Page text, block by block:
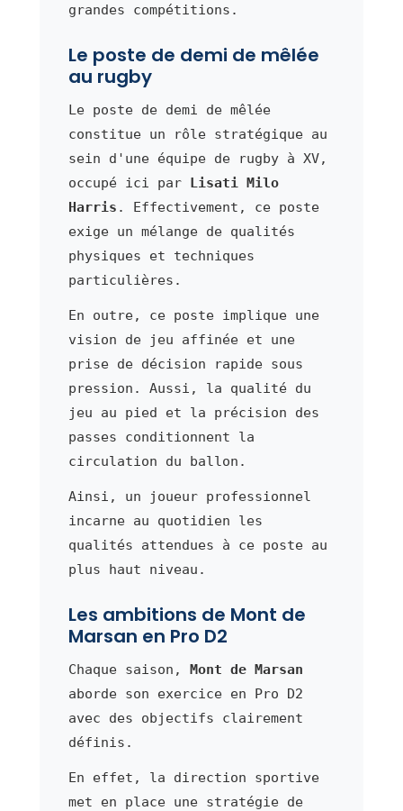
grandes compétitions.
Le poste de demi de mêlée
au rugby
Le poste de demi de mêlée
constitue un rôle stratégique au
sein d'une équipe de rugby à XV,
occupé ici par Lisati Milo
Harris . Effectivement, ce poste
exige un mélange de qualités
physiques et techniques
particulières.
En outre, ce poste implique une
vision de jeu affinée et une
prise de décision rapide sous
pression. Aussi, la qualité du
jeu au pied et la précision des
passes conditionnent la
circulation du ballon.
Ainsi, un joueur professionnel
incarne au quotidien les
qualités attendues à ce poste au
plus haut niveau.
Les ambitions de Mont de
Marsan en Pro D2
Chaque saison, Mont de Marsan
aborde son exercice en Pro D2
avec des objectifs clairement
définis.
En effet, la direction sportive
met en place une stratégie de